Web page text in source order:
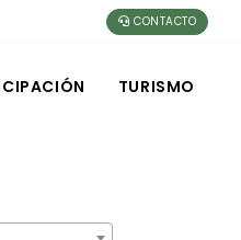
CONTACTO
TURISMO